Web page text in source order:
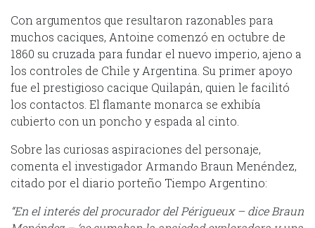
Con argumentos que resultaron razonables para
muchos caciques, Antoine comenzó en octubre de
1860 su cruzada para fundar el nuevo imperio, ajeno a
los controles de Chile y Argentina. Su primer apoyo
fue el prestigioso cacique Quilapán, quien le facilitó
los contactos. El flamante monarca se exhibía
cubierto con un poncho y espada al cinto.
Sobre las curiosas aspiraciones del personaje,
comenta el investigador Armando Braun Menéndez,
citado por el diario porteño Tiempo Argentino:
“En el interés del procurador del Périgueux – dice Braun